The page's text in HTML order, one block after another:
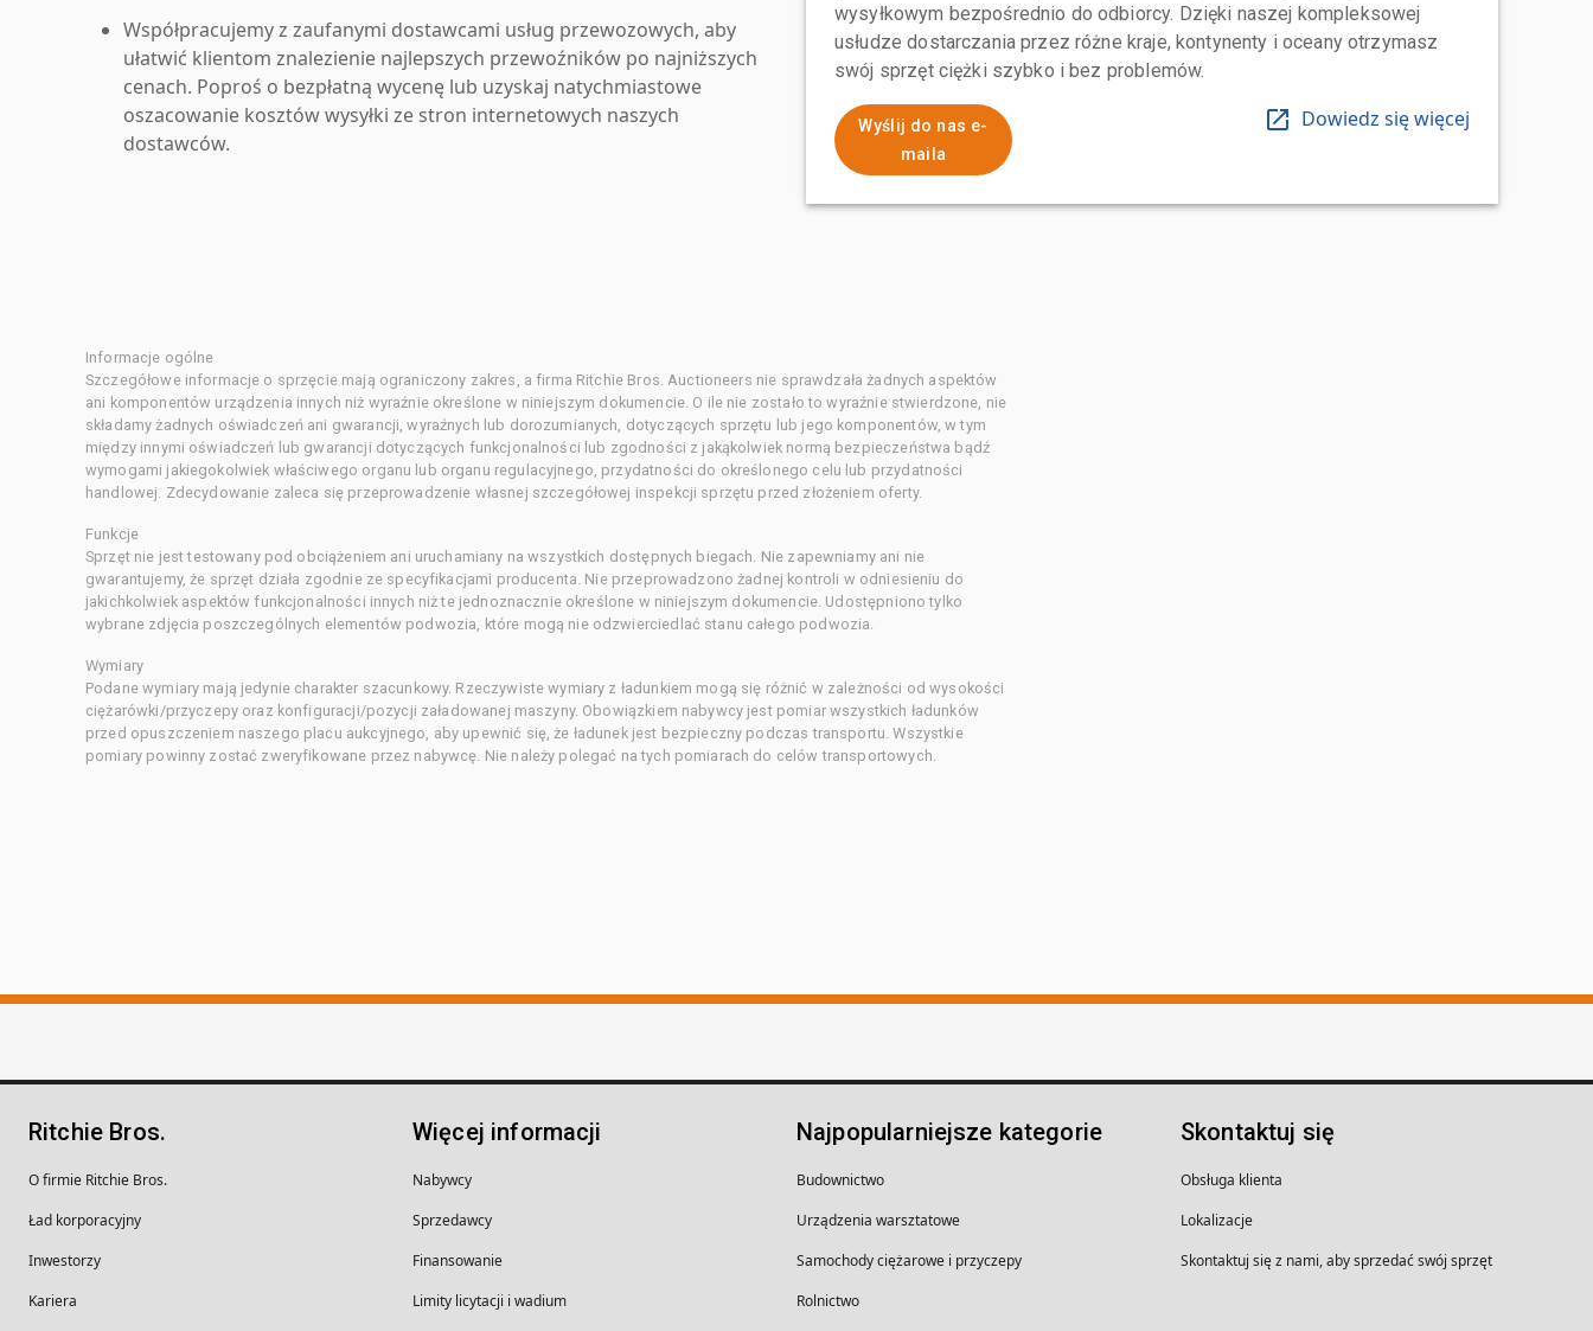
Współpracujemy z zaufanymi dostawcami usług przewozowych, aby
ułatwić klientom znalezienie najlepszych przewoźników po najniższych
cenach. Poproś o bezpłatną wycenę lub uzyskaj natychmiastowe
oszacowanie kosztów wysyłki ze stron internetowych naszych
dostawców.
wysyłkowym bezpośrednio do odbiorcy. Dzięki naszej kompleksowej
usłudze dostarczania przez różne kraje, kontynenty i oceany otrzymasz
swój sprzęt ciężki szybko i bez problemów.
Wyślij do nas e-
maila
Dowiedz się więcej
Informacje ogólne
Szczegółowe informacje o sprzęcie mają ograniczony zakres, a firma Ritchie Bros. Auctioneers nie sprawdzała żadnych aspektów
ani komponentów urządzenia innych niż wyraźnie określone w niniejszym dokumencie. O ile nie zostało to wyraźnie stwierdzone, nie
składamy żadnych oświadczeń ani gwarancji, wyraźnych lub dorozumianych, dotyczących sprzętu lub jego komponentów, w tym
między innymi oświadczeń lub gwarancji dotyczących funkcjonalności lub zgodności z jakąkolwiek normą bezpieczeństwa bądź
wymogami jakiegokolwiek właściwego organu lub organu regulacyjnego, przydatności do określonego celu lub przydatności
handlowej. Zdecydowanie zaleca się przeprowadzenie własnej szczegółowej inspekcji sprzętu przed złożeniem oferty.
Funkcje
Sprzęt nie jest testowany pod obciążeniem ani uruchamiany na wszystkich dostępnych biegach. Nie zapewniamy ani nie
gwarantujemy, że sprzęt działa zgodnie ze specyfikacjami producenta. Nie przeprowadzono żadnej kontroli w odniesieniu do
jakichkolwiek aspektów funkcjonalności innych niż te jednoznacznie określone w niniejszym dokumencie. Udostępniono tylko
wybrane zdjęcia poszczególnych elementów podwozia, które mogą nie odzwierciedlać stanu całego podwozia.
Wymiary
Podane wymiary mają jedynie charakter szacunkowy. Rzeczywiste wymiary z ładunkiem mogą się różnić w zależności od wysokości
ciężarówki/przyczepy oraz konfiguracji/pozycji załadowanej maszyny. Obowiązkiem nabywcy jest pomiar wszystkich ładunków
przed opuszczeniem naszego placu aukcyjnego, aby upewnić się, że ładunek jest bezpieczny podczas transportu. Wszystkie
pomiary powinny zostać zweryfikowane przez nabywcę. Nie należy polegać na tych pomiarach do celów transportowych.
Ritchie Bros.
O firmie Ritchie Bros.
Ład korporacyjny
Inwestorzy
Kariera
Więcej informacji
Nabywcy
Sprzedawcy
Finansowanie
Limity licytacji i wadium
Najpopularniejsze kategorie
Budownictwo
Urządzenia warsztatowe
Samochody ciężarowe i przyczepy
Rolnictwo
Skontaktuj się
Obsługa klienta
Lokalizacje
Skontaktuj się z nami, aby sprzedać swój sprzęt